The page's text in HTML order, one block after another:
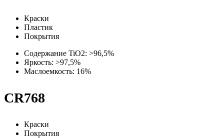
Краски
Пластик
Покрытия
Содержание TiO2: >96,5%
Яркость: >97,5%
Маслоемкость: 16%
CR768
Краски
Покрытия